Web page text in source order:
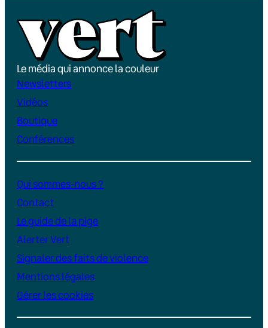
Le média qui annonce la couleur
Newsletters
Vidéos
Boutique
Conférences
Qui sommes-nous ?
Contact
Le guide de la pige
Alerter Vert
Signaler des faits de violence
Mentions légales
Gérer les cookies